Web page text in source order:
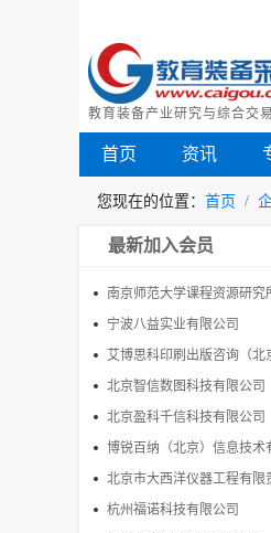
教育装备产业研究与综合交
首页 资讯
您现在的位置： 首页
最新加入会员
南京师范大学课程资源研究
宁波八益实业有限公司
艾博思科印刷出版咨询（北京
北京智信数图科技有限公司
北京盈科千信科技有限公司
博锐百纳（北京）信息技术
北京市大西洋仪器工程有限
杭州福诺科技有限公司